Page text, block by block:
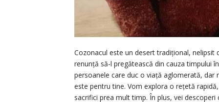
Cozonacul este un desert tradițional,
renunță să-l pregătească din cauza timpului
persoanele care duc o viață aglomerată,
este pentru tine. Vom explora o rețetă
sacrifici prea mult timp. În plus, vei